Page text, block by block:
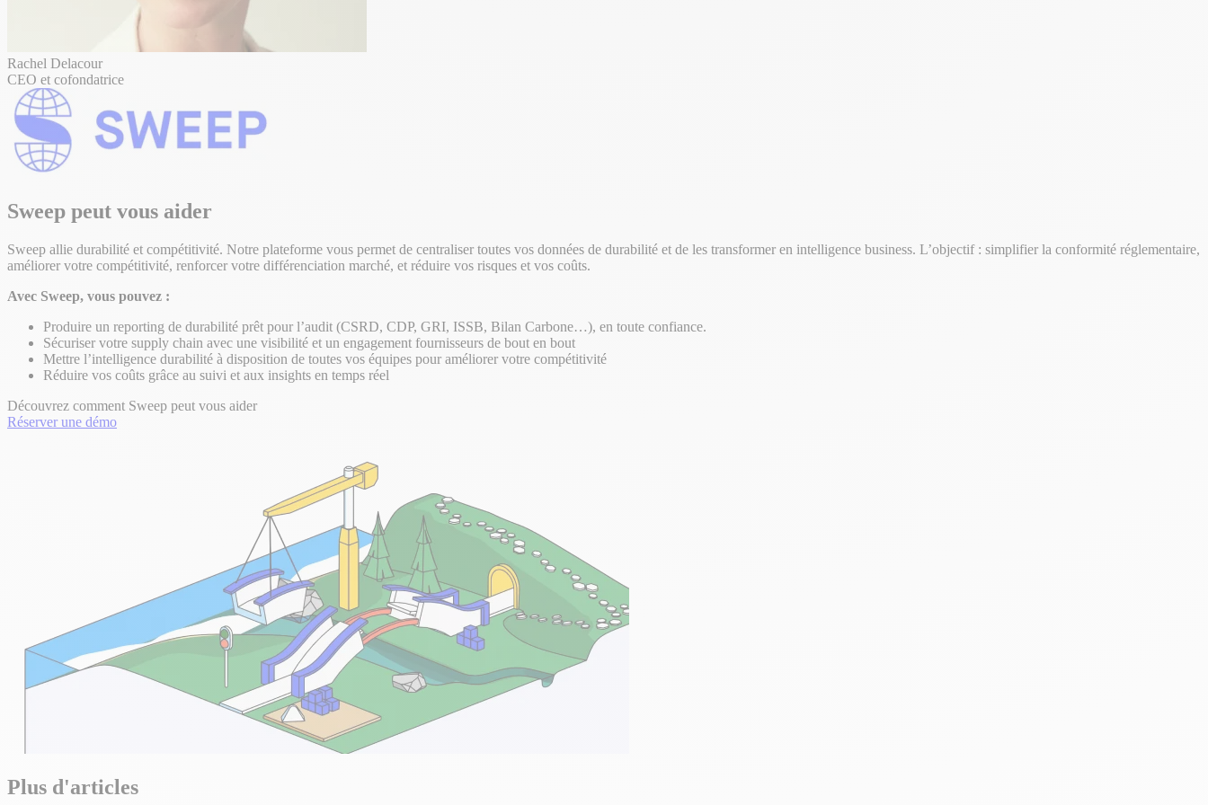
Rachel Delacour
CEO et cofondatrice
Sweep peut vous aider
Sweep allie durabilité et compétitivité. Notre plateforme vous permet de centraliser toutes vos données de durabilité et de les transformer en intelligence business. L’objectif : simplifier la conformité réglementaire,
améliorer votre compétitivité, renforcer votre différenciation marché, et réduire vos risques et vos coûts.
Avec Sweep, vous pouvez :
Produire un reporting de durabilité prêt pour l’audit (CSRD, CDP, GRI, ISSB, Bilan Carbone…), en toute confiance.
Sécuriser votre supply chain avec une visibilité et un engagement fournisseurs de bout en bout
Mettre l’intelligence durabilité à disposition de toutes vos équipes pour améliorer votre compétitivité
Réduire vos coûts grâce au suivi et aux insights en temps réel
Découvrez comment Sweep peut vous aider
Réserver une démo
Plus d'articles